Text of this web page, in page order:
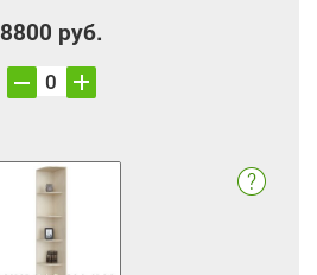
8800 руб.